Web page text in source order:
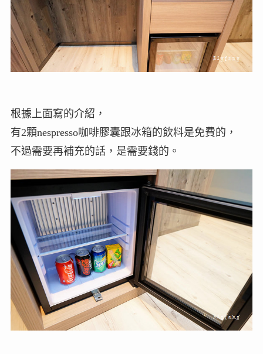
根據上面寫的介紹，
有2顆nespresso咖啡膠囊跟冰箱的飲料是免費的，
不過需要再補充的話，是需要錢的。